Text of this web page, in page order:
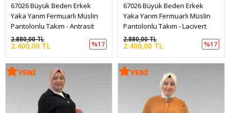
67026 Büyük Beden Erkek
Yaka Yarım Fermuarlı Müslin
Pantolonlu Takım - Antrasit
2.400,00 TL
2.880,00 TL
%17
67026 Büyük Beden Erkek
Yaka Yarım Fermuarlı Müslin
Pantolonlu Takım - Lacivert
2.400,00 TL
2.880,00 TL
%17